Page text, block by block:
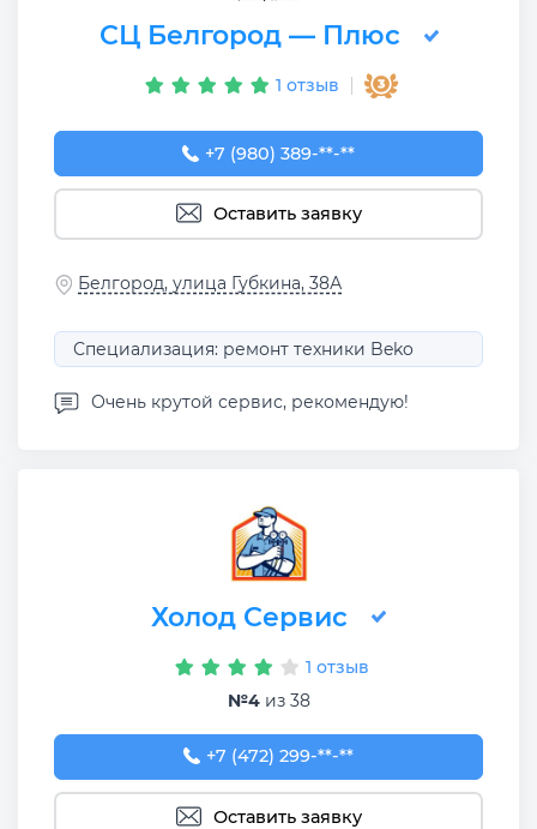
СЦ Белгород — Плюс
1 отзыв
+7 (980) 389-62-26
+7 (980) 389-**-**
Оставить заявку
Белгород, улица Губкина, 38А
Специализация: ремонт техники Beko
Очень крутой сервис, рекомендую!
Холод Сервис
1 отзыв
№4из 38
+7 (472) 299-78-34
+7 (472) 299-**-**
Оставить заявку